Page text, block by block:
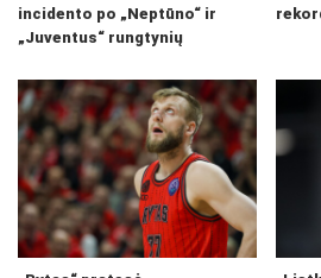
incidento po „Neptūno“ ir
„Juventus“ rungtynių